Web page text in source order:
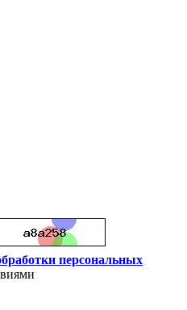
персональных